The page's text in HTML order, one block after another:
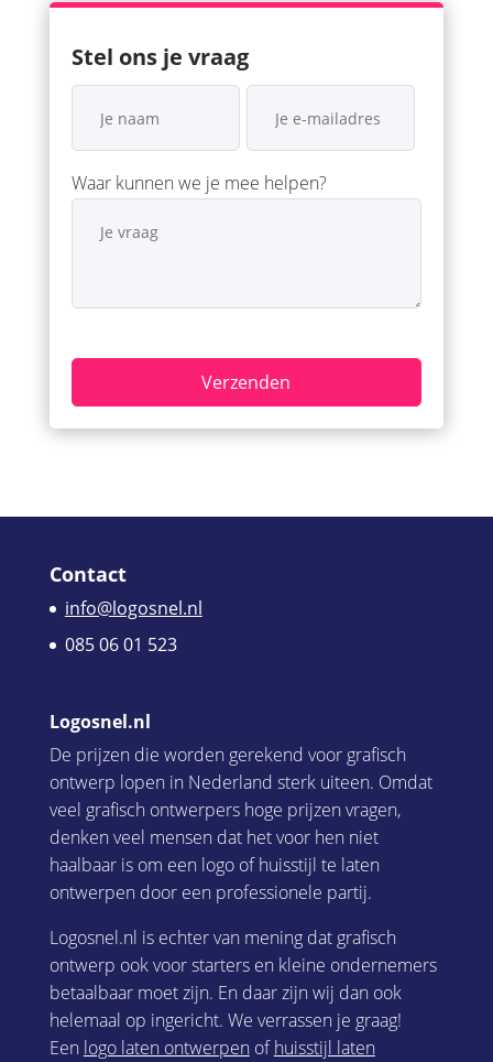
Stel ons je vraag
Waar kunnen we je mee helpen?
Contact
info@logosnel.nl
085 06 01 523
Logosnel.nl
De prijzen die worden gerekend voor grafisch
ontwerp lopen in Nederland sterk uiteen. Omdat
veel grafisch ontwerpers hoge prijzen vragen,
denken veel mensen dat het voor hen niet
haalbaar is om een logo of huisstijl te laten
ontwerpen door een professionele partij.
Logosnel.nl is echter van mening dat grafisch
ontwerp ook voor starters en kleine ondernemers
betaalbaar moet zijn. En daar zijn wij dan ook
helemaal op ingericht. We verrassen je graag!
Een logo laten ontwerpenofhuisstijl laten